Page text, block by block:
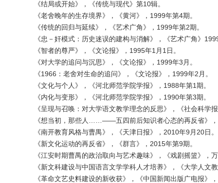
《结局或开始》，《传统与现代》第10辑。
《老舍晚年的生存境界》，《黄河》，1999年第4期。
《传统的回归与延续》，《艺术广角》，1999年第2期。
《忠－奸模式：历史迷误的建构与消解》，《艺术广角》
《智者的尊严》，《文论报》，1995年1月1日。
《对大学的追问与沉思》，《文论报》，1999年3月。
《1966：老舍对生命的追问》，《文论报》，1999年2月。
《文化与个人》，《河北师范学院学报》，1988年第1期。
《内化与变形》，《河北师范学院学报》，1990年第3期。
《呈现与召唤：对大学语文教学理念的反思》，《社会科学
《想当初，那些人……——五四前后知识者心态的再反省》
《南开教育风格与曹禺》，《天津日报》，2010年9月20日。
《新文化运动的再反省》，《群言》，2015年第9期。
《江安时期曹禺的政治取向与艺术趣味》，《戏剧摇篮》，
《新文科建设与中国语言文学学科人才培养》，《大学人文
《革命文艺史料建设的新收获》，《中国新闻出版广电报》